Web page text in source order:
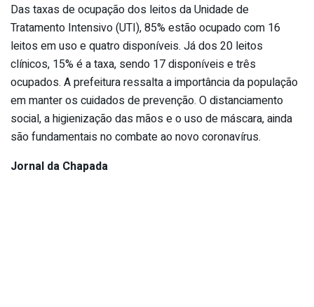
Das taxas de ocupação dos leitos da Unidade de
Tratamento Intensivo (UTI), 85% estão ocupado com 16
leitos em uso e quatro disponíveis. Já dos 20 leitos
clínicos, 15% é a taxa, sendo 17 disponíveis e três
ocupados. A prefeitura ressalta a importância da população
em manter os cuidados de prevenção. O distanciamento
social, a higienização das mãos e o uso de máscara, ainda
são fundamentais no combate ao novo coronavírus.
Jornal da Chapada